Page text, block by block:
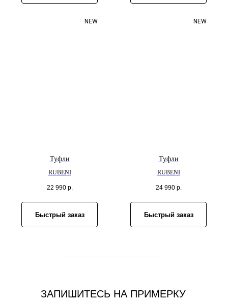
NEW
Туфли
RUBENI
22 990 р.
Быстрый заказ
NEW
Туфли
RUBENI
24 990 р.
Быстрый заказ
ЗАПИШИТЕСЬ НА ПРИМЕРКУ